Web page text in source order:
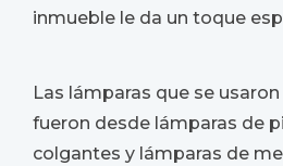
inmueble le da un toque
Las lámparas que se
fueron desde lámparas de
colgantes y lámparas de